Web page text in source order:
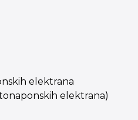
elektrana
elektrana)